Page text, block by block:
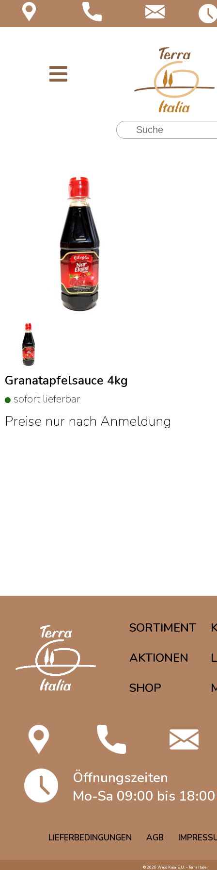
Granatapfelsauce 4kg
sofort lieferbar
Preise nur nach Anmeldung
SORTIMENT
AKTIONEN
SHOP
Öffnungszeiten
Mo-Sa 09:00 bis
LIEFERBEDINGUNGEN AGB
© 2026 Walid Kalai E.U. - Terra Italia